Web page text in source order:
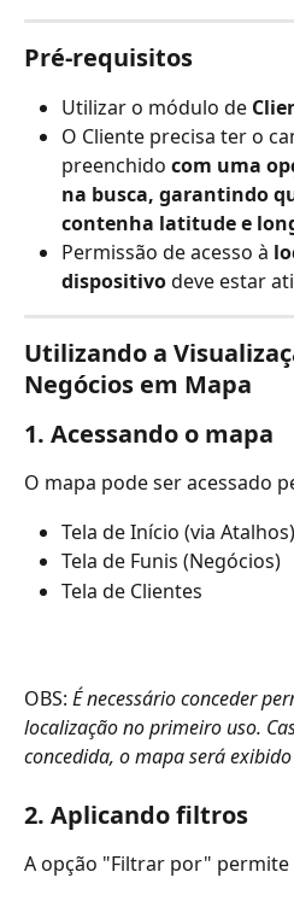
Pré-requisitos
Utilizar o módulo de
O Cliente precisa ter o
preenchido com uma
na busca, garantindo
contenha latitude e
Permissão de acesso à
dispositivo deve estar
Utilizando a
Negócios em Mapa
1. Acessando o mapa
O mapa pode ser acessado
Tela de Início (via Atalhos)
Tela de Funis (Negócios)
Tela de Clientes
OBS: É necessário conceder
localização no primeiro uso.
concedida, o mapa será
2. Aplicando filtros
A opção "Filtrar por" permite